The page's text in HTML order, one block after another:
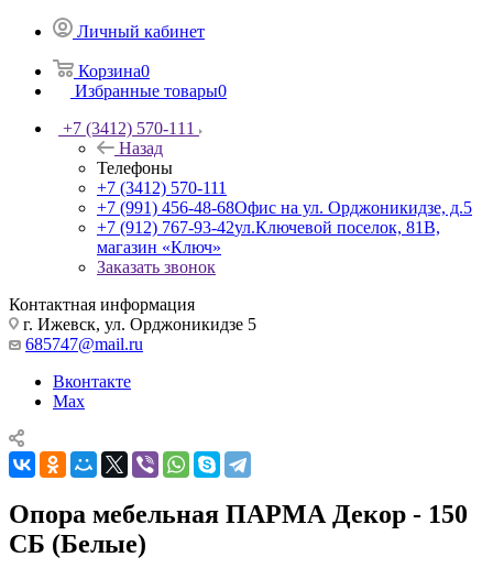
Личный кабинет
Корзина0
Избранные товары0
+7 (3412) 570-111
Назад
Телефоны
+7 (3412) 570-111
+7 (991) 456-48-68Офис на ул. Орджоникидзе, д.5
+7 (912) 767-93-42ул.Ключевой поселок, 81В,
магазин «Ключ»
Заказать звонок
Контактная информация
г. Ижевск, ул. Орджоникидзе 5
685747@mail.ru
Вконтакте
Max
Опора мебельная ПАРМА Декор - 150
СБ (Белые)